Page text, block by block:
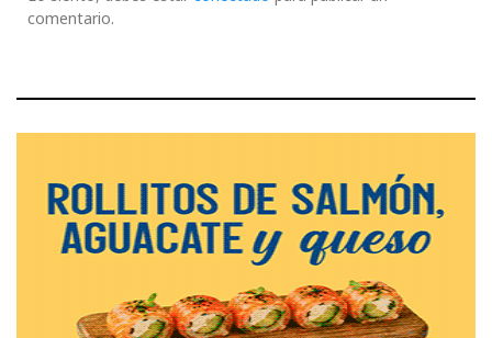
comentario.